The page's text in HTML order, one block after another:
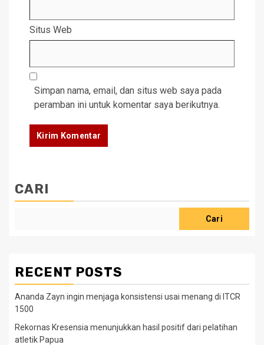
Situs Web
Simpan nama, email, dan situs web saya pada
peramban ini untuk komentar saya berikutnya.
CARI
Cari
RECENT POSTS
Ananda Zayn ingin menjaga konsistensi usai menang di ITCR
1500
Rekornas Kresensia menunjukkan hasil positif dari pelatihan
atletik Papua